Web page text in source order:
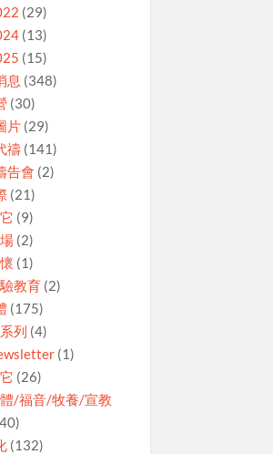
(29)
(13)
(15)
息 (348)
(30)
片(29)
禱(141)
告會 (2)
(21)
(9)
(2)
(1)
教育 (2)
(175)
列 (4)
(1)
(26)
/福音/牧養/宣教
(132)